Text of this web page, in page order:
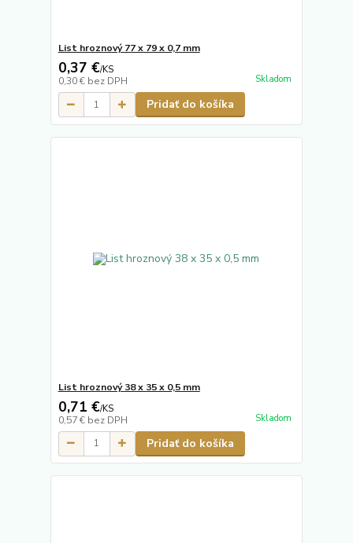
List hroznový 77 x 79 x 0,7 mm
0,37 €/KS
0,30 € bez DPH Skladom
Pridať do košíka
List hroznový 38 x 35 x 0,5 mm
0,71 €/KS
0,57 € bez DPH Skladom
Pridať do košíka